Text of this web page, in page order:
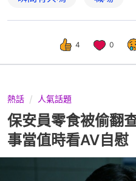
4 0
熱話 人氣話題
保安員零食被偷翻
事當值時看AV自